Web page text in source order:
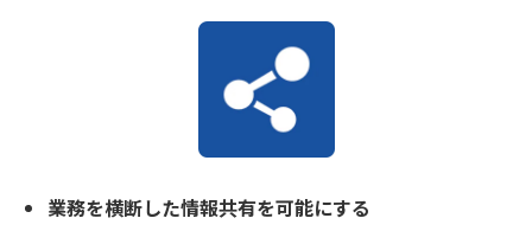
業務を横断した情報共有を可能にする